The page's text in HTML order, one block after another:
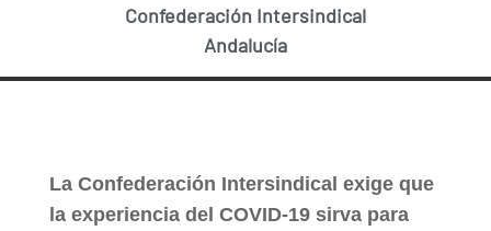
Confederación Intersindical
Andalucía
La Confederación Intersindical exige que
la experiencia del COVID-19 sirva para